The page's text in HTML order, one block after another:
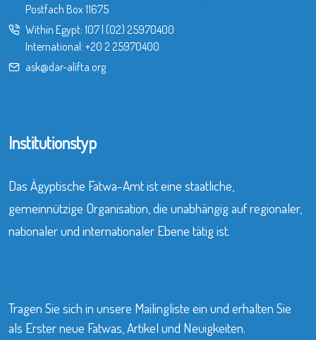
Postfach Box 11675
Within Egypt: 107| (02) 25970400
International: +20 2 25970400
ask@dar-alifta.org
Institutionstyp
Das Ägyptische Fatwa-Amt ist eine staatliche,
gemeinnützige Organisation, die unabhängig auf regionaler,
nationaler und internationaler Ebene tätig ist.
Tragen Sie sich in unsere Mailingliste ein und erhalten Sie
als Erster neue Fatwas, Artikel und Neuigkeiten.